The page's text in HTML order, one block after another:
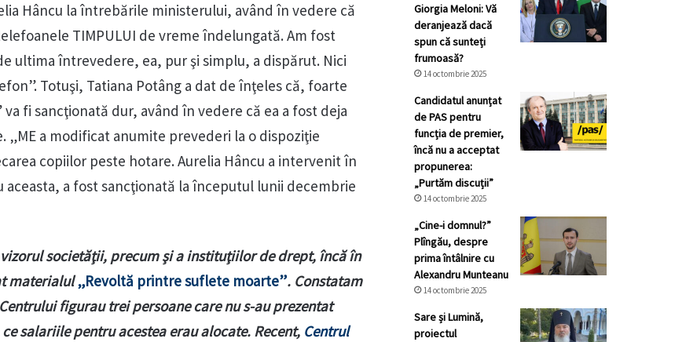
Hâncu la întrebările ministerului, având în vedere că
TIMPULUI de vreme îndelungată. Am fost
ultima întrevedere, ea, pur şi simplu, a dispărut. Nici
Totuşi, Tatiana Potâng a dat de înţeles că, foarte
fi sancţionată dur, având în vedere că ea a fost deja
a modificat anumite prevederi la o dispoziţie
copiilor peste hotare. Aurelia Hâncu a intervenit în
a fost sancţionată la începutul lunii decembrie
vizorul societăţii, precum şi a instituţiilor de drept, încă în
materialul„Revoltă printre suflete moarte”. Constatam
figurau trei persoane care nu s-au prezentat
salariile pentru acestea erau alocate. Recent, Centrul
Giorgia Meloni: Vă
deranjează dacă
spun că sunteți
frumoasă?
14 octombrie 2025
Candidatul anunțat
de PAS pentru
funcția de premier,
încă nu a acceptat
propunerea:
„Purtăm discuții”
14 octombrie 2025
„Cine-i domnul?”
Plîngău, despre
prima întâlnire cu
Alexandru Munteanu
14 octombrie 2025
Sare și Lumină,
proiectul